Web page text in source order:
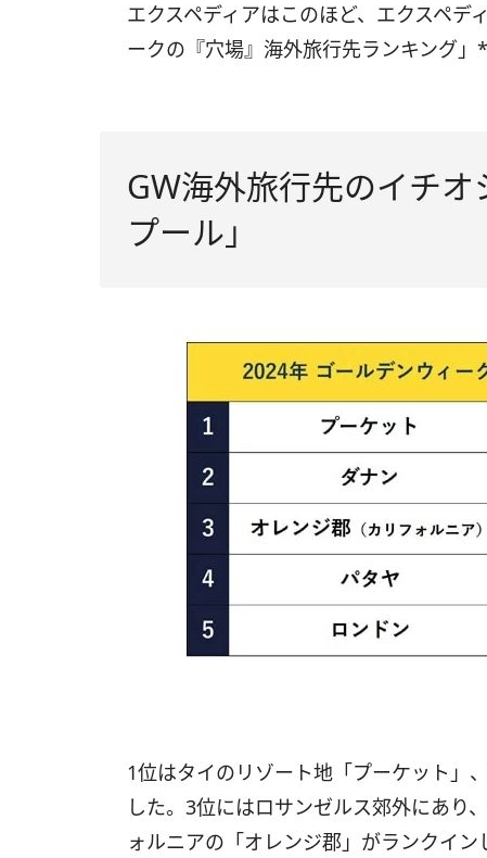
エクスペディアはこのほど、エクスペデ
ークの『穴場』海外旅行先ランキング」
GW海外旅行先のイチ
プール」
1位はタイのリゾート地「プーケット」
した。3位にはロサンゼルス郊外にあり
ォルニアの「オレンジ郡」がランクイ